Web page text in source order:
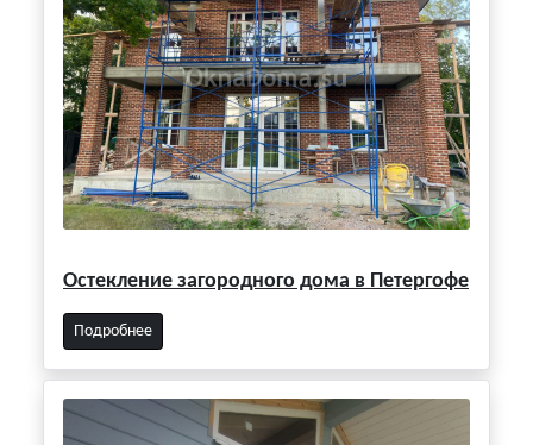
Остекление загородного дома в Петергофе
Подробнее